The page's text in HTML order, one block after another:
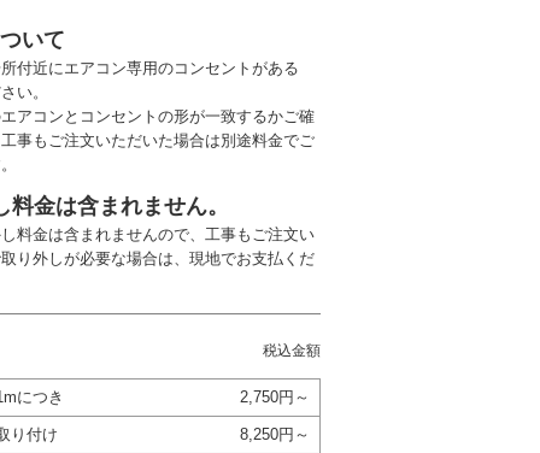
いて
付近にエアコン専用のコンセントがある
い。
アコンとコンセントの形が一致するかご確
事もご注文いただいた場合は別途料金でご
金は含まれません。
料金は含まれませんので、工事もご注文い
り外しが必要な場合は、現地でお支払くだ
税込金額
につき 2,750円～
り付け 8,250円～